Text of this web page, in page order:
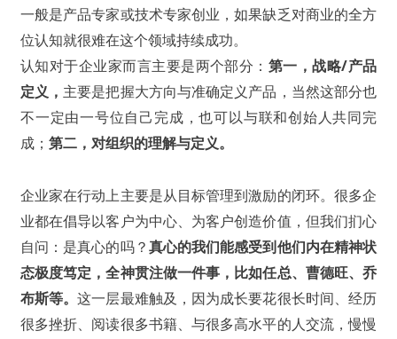
一般是产品专家或技术专家创业，如果缺乏对商业的全方
位认知就很难在这个领域持续成功。
认知对于企业家而言主要是两个部分： 第一，战略/产品
定义， 主要是把握大方向与准确定义产品，当然这部分也
不一定由一号位自己完成，也可以与联和创始人共同完
成； 第二，对组织的理解与定义。
企业家在行动上主要是从目标管理到激励的闭环。很多企
业都在倡导以客户为中心、为客户创造价值，但我们扪心
自问：是真心的吗？真心的我们能感受到他们内在精神状
态极度笃定，全神贯注做一件事，比如任总、曹德旺、乔
布斯等。这一层最难触及，因为成长要花很长时间、经历
很多挫折、阅读很多书籍、与很多高水平的人交流，慢慢